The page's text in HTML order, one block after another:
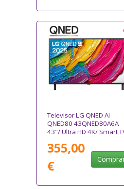
Televisor LG QNED AI
QNED80 43QNED80A6A
43"/ Ultra HD 4K/ Smart
355,00
€